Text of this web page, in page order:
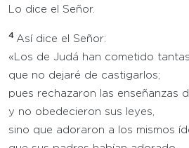
Lo dice el Señor.
4 Así dice el Señor:
«Los de Judá han cometido
que no dejaré de castigarlos;
pues rechazaron las enseñanzas
y no obedecieron sus leyes,
sino que adoraron a los mismos